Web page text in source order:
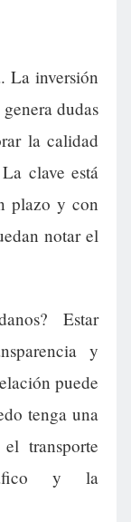
La inversión
dudas
la calidad
clave está
plazo y con
notar el
Estar
y
puede
tenga una
transporte
y la